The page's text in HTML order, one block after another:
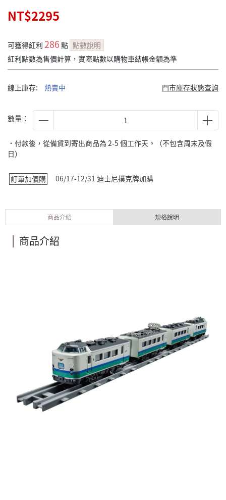
NT$2295
可獲得紅利 286點 點數說明
紅利點數為售價計算，實際點數以購物車結帳金額為準
線上庫存: 熱賣中 門市庫存狀態查詢
數量：
˙付款後，從備貨到寄出商品為 2-5 個工作天。（不包含周末及假
日）
訂單加價購 06/17-12/31 迪士尼撲克牌加購
商品介紹 規格說明
商品介紹